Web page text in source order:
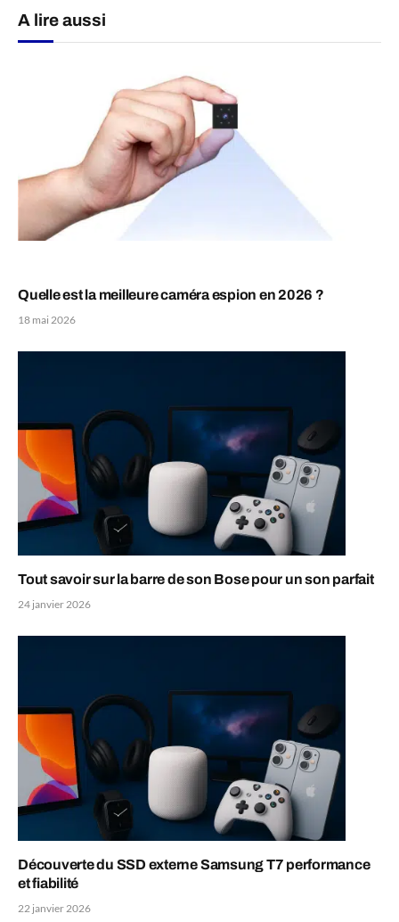
A lire aussi
Quelle est la meilleure caméra espion en 2026 ?
18 mai 2026
Tout savoir sur la barre de son Bose pour un son parfait
24 janvier 2026
Découverte du SSD externe Samsung T7 performance
et fiabilité
22 janvier 2026